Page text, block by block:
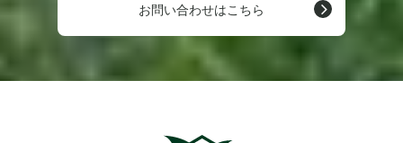
お問い合わせはこちら